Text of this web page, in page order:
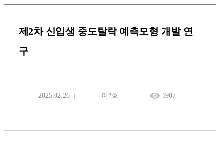
제2차 신입생 중도탈락 예측모형 개발 연
구
2025.02.26 이*호 1907